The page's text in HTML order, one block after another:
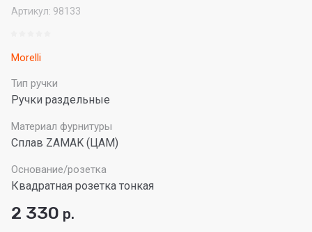
Артикул: 98133
Morelli
Тип ручки
Ручки раздельные
Материал фурнитуры
Сплав ZAMAK (ЦАМ)
Основание/розетка
Квадратная розетка тонкая
2 330 р.